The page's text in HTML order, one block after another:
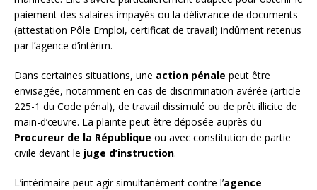
paiement des salaires impayés ou la délivrance de documents
(attestation Pôle Emploi, certificat de travail) indûment retenus
par l’agence d’intérim.
Dans certaines situations, une action pénale peut être
envisagée, notamment en cas de discrimination avérée (article
225-1 du Code pénal), de travail dissimulé ou de prêt illicite de
main-d’œuvre. La plainte peut être déposée auprès du
Procureur de la République ou avec constitution de partie
civile devant le juge d’instruction.
L’intérimaire peut agir simultanément contre l’agence